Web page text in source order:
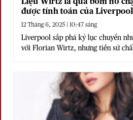
được tính toán của
12 Tháng 6, 2025 | 10:47 sáng
Liverpool sắp phá kỷ lục chuyển
với Florian Wirtz, nhưng tiền sử